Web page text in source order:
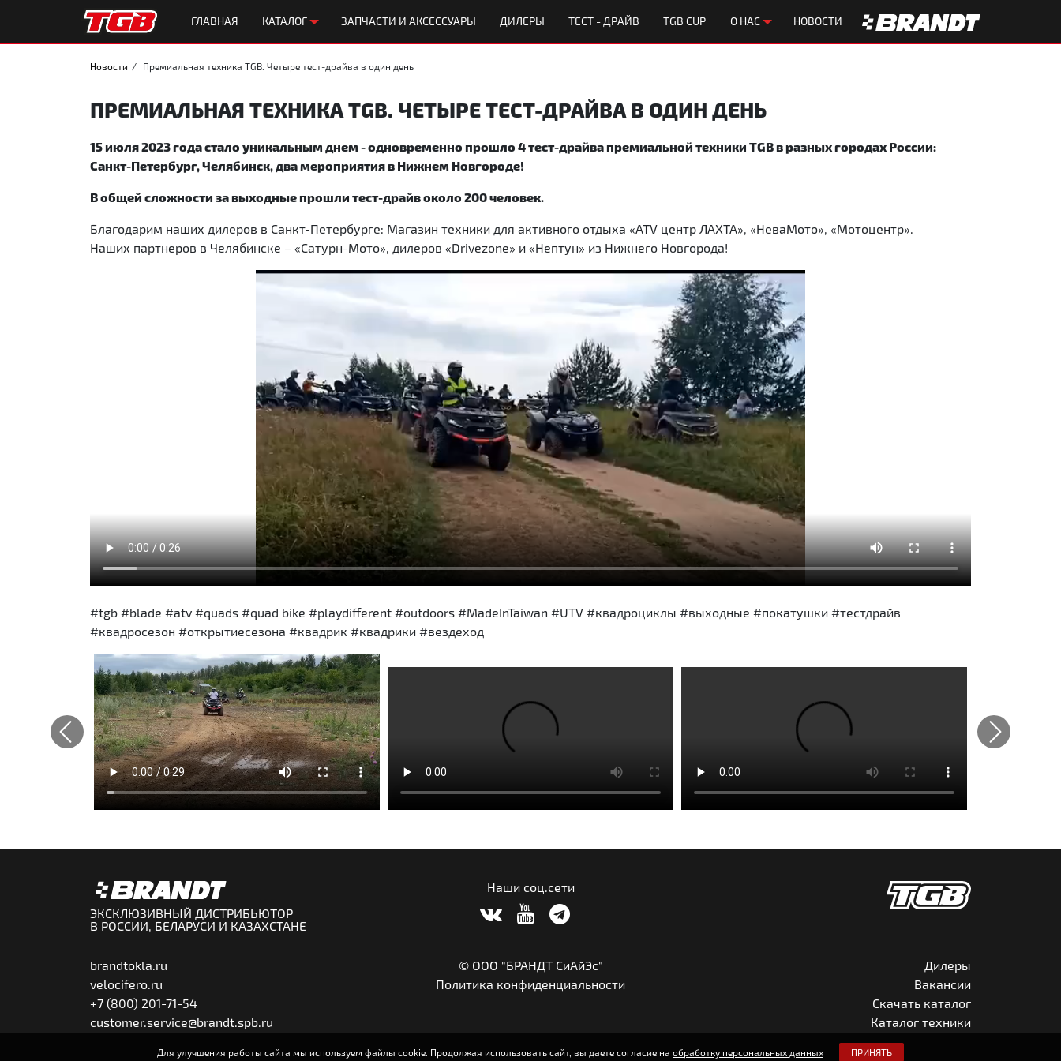
ГЛАВНАЯ КАТАЛОГ ЗАПЧАСТИ И АКСЕССУАРЫ ДИЛЕРЫ ТЕСТ - ДРАЙВ TGB CUP О НАС НОВОСТИ
Новости Премиальная техника TGB. Четыре тест-драйва в один день
ПРЕМИАЛЬНАЯ ТЕХНИКА TGB. ЧЕТЫРЕ ТЕСТ-ДРАЙВА В ОДИН ДЕНЬ
15 июля 2023 года стало уникальным днем - одновременно прошло 4 тест-драйва премиальной техники TGB в разных городах России:
Санкт-Петербург, Челябинск, два мероприятия в Нижнем Новгороде!
В общей сложности за выходные прошли тест-драйв около 200 человек.
Благодарим наших дилеров в Санкт-Петербурге: Магазин техники для активного отдыха «ATV центр ЛАХТА», «НеваМото», «Мотоцентр».
Наших партнеров в Челябинске – «Сатурн-Мото», дилеров «Drivezone» и «Нептун» из Нижнего Новгорода!
#tgb #blade #atv #quads #quad bike #playdifferent #outdoors #MadeInTaiwan #UTV #квадроциклы #выходные #покатушки #тестдрайв
#квадросезон #открытиесезона #квадрик #квадрики #вездеход
Previous Next
ЭКСКЛЮЗИВНЫЙ ДИСТРИБЬЮТОР
В РОССИИ, БЕЛАРУСИ И КАЗАХСТАНЕ
Наши соц.сети
brandtokla.ru
velocifero.ru
+7 (800) 201-71-54
customer.service@brandt.spb.ru
© ООО "БРАНДТ СиАйЭс"
Политика конфиденциальности
Дилеры
Вакансии
Скачать каталог
Каталог техники
Для улучшения работы сайта мы используем файлы cookie. Продолжая использовать сайт, вы даете согласие на обработку персональных данных ПРИНЯТЬ